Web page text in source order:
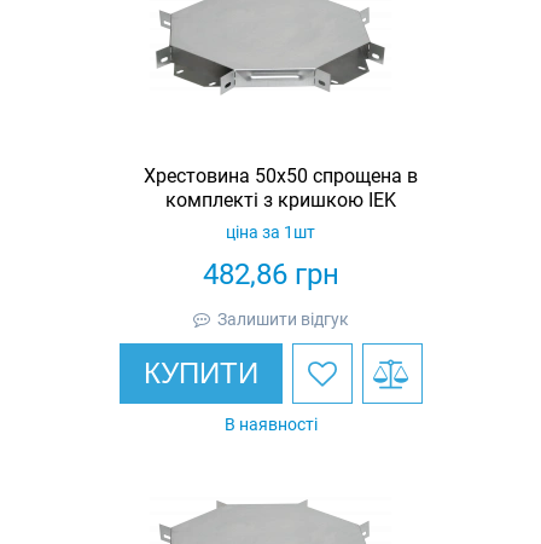
Хрестовина 50х50 спрощена в
комплекті з кришкою IEK
482,86грн
ціна за 1шт
Залишити відгук
КУПИТИ
В наявності